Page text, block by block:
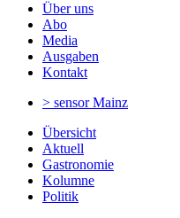
Über uns
Abo
Media
Ausgaben
Kontakt
> sensorMainz
Übersicht
Aktuell
Gastronomie
Kolumne
Politik